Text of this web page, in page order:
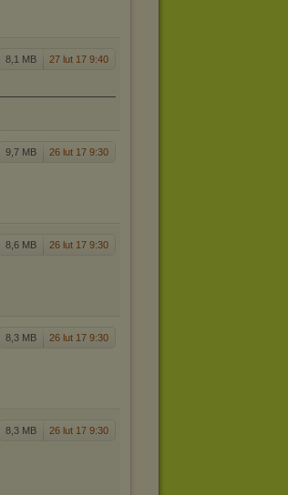
8,1 MB 27 lut 17 9:40
9,7 MB 26 lut 17 9:30
8,6 MB 26 lut 17 9:30
8,3 MB 26 lut 17 9:30
8,3 MB 26 lut 17 9:30